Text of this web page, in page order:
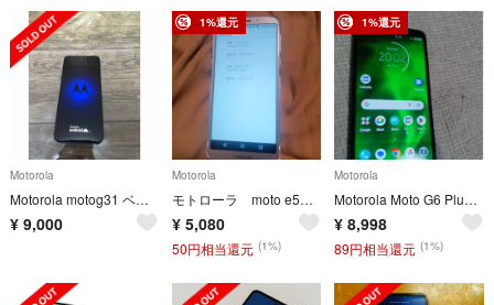
Motorola
Motorola motog31 ベイビーブルー
¥ 9,000
1%還元
Motorola
モトローラ moto e5 SIMフリースマートフォン本体 ワイモバイル
¥ 5,080
50円相当還元 (1%)
1%還元
Motorola
Motorola Moto G6 Plus シムフリースマートフォンスマホ本体
¥ 8,998
89円相当還元 (1%)